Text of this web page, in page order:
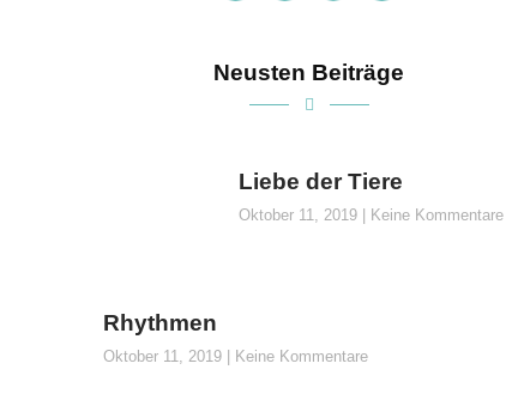
Neusten Beiträge
Liebe der Tiere
Oktober 11, 2019 Keine Kommentare
Rhythmen
Oktober 11, 2019 Keine Kommentare